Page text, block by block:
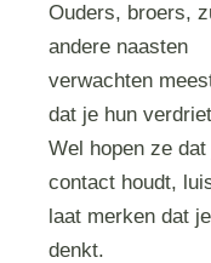
Ouders, broers,
andere naasten
verwachten
dat je hun
Wel hopen ze dat
contact houdt,
laat merken dat
denkt.